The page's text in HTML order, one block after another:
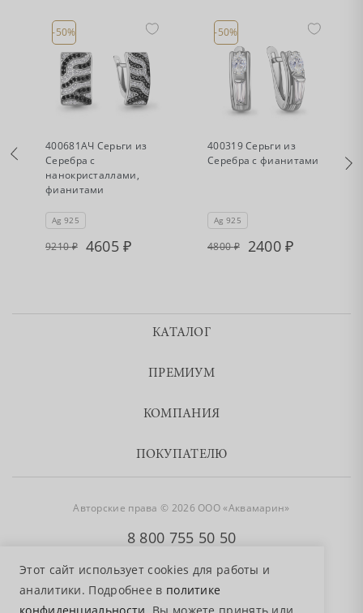
Этот сайт использует cookies для работы и
аналитики. Подробнее в политике
-50%
400681АЧ Серьги из
Серебра с
нанокристаллами,
фианитами
Ag 925
9210 4605
-50%
400319 Серьги из
Серебра с фианитами
Ag 925
4800 2400
КАТАЛОГ
ПРЕМИУМ
КОМПАНИЯ
ПОКУПАТЕЛЮ
Авторские права © 2026 ООО «Аквамарин»
8 800 755 50 50